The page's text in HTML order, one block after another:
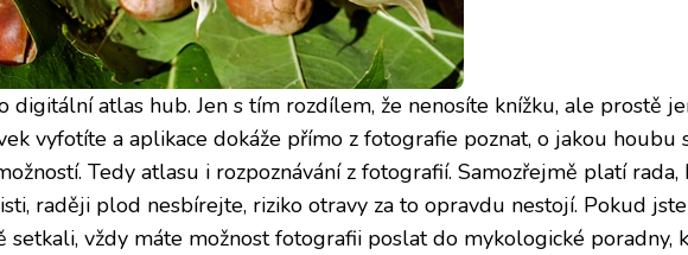
atlas hub. Jen s tím rozdílem, že nenosíte knížku, ale prostě
vyfotíte a aplikace dokáže přímo z fotografie poznat, o jakou houbu
Tedy atlasu i rozpoznávání z fotografií. Samozřejmě platí rada,
raději plod nesbírejte, riziko otravy za to opravdu nestojí. Pokud jste
vždy máte možnost fotografii poslat do mykologické poradny,